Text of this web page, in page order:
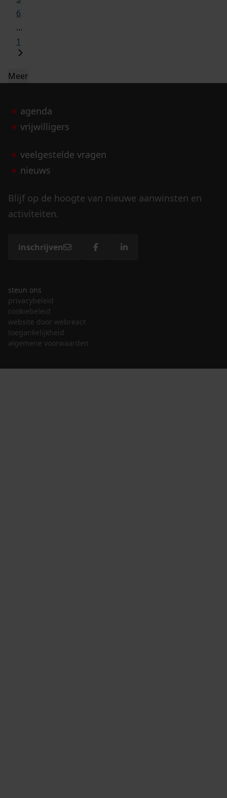
6
...
1
Meer
agenda
vrijwilligers
veelgestelde vragen
nieuws
Blijf op de hoogte van nieuwe aanwinsten en
activiteiten.
inschrijven
steun ons
privacybeleid
cookiebeleid
website door webreact
toegankelijkheid
algemene voorwaarden